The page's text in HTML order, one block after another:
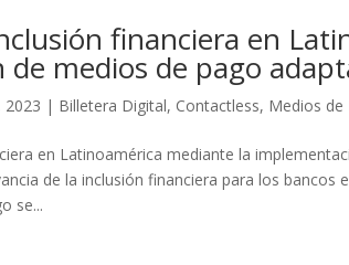
financiera en
medios de pago
2023 | Billetera Digital, Contactless, Medios de
en Latinoamérica mediante la
de la inclusión financiera para los
se...